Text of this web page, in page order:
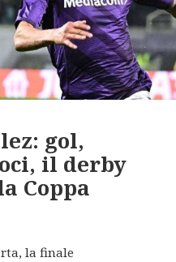
gol,
il derby
Coppa
la finale